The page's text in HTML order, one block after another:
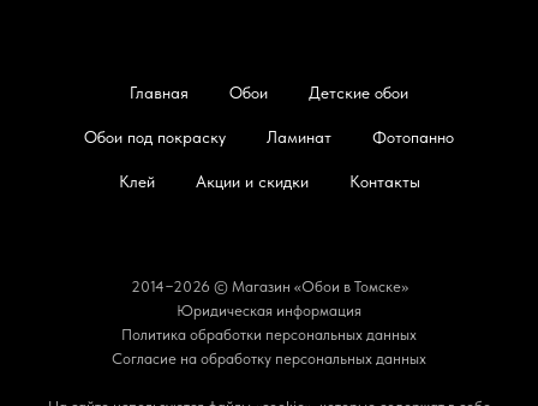
Главная Обои Детские обои
Обои под покраску Ламинат Фотопанно
Клей Акции и скидки Контакты
2014−2026 © Магазин «Обои в Томске»
Юридическая информация
Политика обработки персональных данных
Согласие на обработку персональных данных